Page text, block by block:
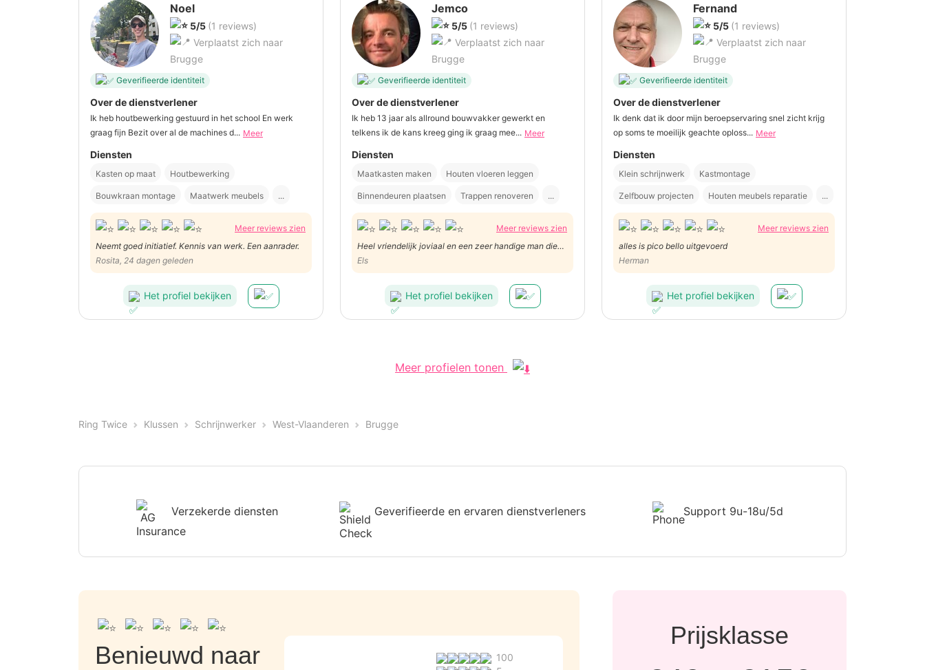
Noel
5/5 (1 reviews)
Verplaatst zich naar
Brugge
Geverifieerde identiteit
Over de dienstverlener
Ik heb houtbewerking gestuurd in het school En werk
graag fijn Bezit over al de machines d... Meer
Diensten
Kasten op maat Houtbewerking
Bouwkraan montage Maatwerk meubels ...
Meer reviews zien
Neemt goed initiatief. Kennis van werk. Een aanrader.
Rosita, 24 dagen geleden
Het profiel bekijken
Jemco
5/5 (1 reviews)
Verplaatst zich naar
Brugge
Geverifieerde identiteit
Over de dienstverlener
Ik heb 13 jaar als allround bouwvakker gewerkt en
telkens ik de kans kreeg ging ik graag mee... Meer
Diensten
Maatkasten maken Houten vloeren leggen
Binnendeuren plaatsen Trappen renoveren ...
Meer reviews zien
Heel vriendelijk joviaal en een zeer handige man die
moeilijke dingen ook oplost bedankt gr els
Els
Het profiel bekijken
Fernand
5/5 (1 reviews)
Verplaatst zich naar
Brugge
Geverifieerde identiteit
Over de dienstverlener
Ik denk dat ik door mijn beroepservaring snel zicht krijg
op soms te moeilijk geachte oploss... Meer
Diensten
Klein schrijnwerk Kastmontage
Zelfbouw projecten Houten meubels reparatie ...
Meer reviews zien
alles is pico bello uitgevoerd
Herman
Het profiel bekijken
Meer profielen tonen
Ring Twice Klussen Schrijnwerker West-Vlaanderen Brugge
Verzekerde diensten Geverifieerde en ervaren dienstverleners Support 9u-18u/5d
Benieuwd naar
100
Prijsklasse